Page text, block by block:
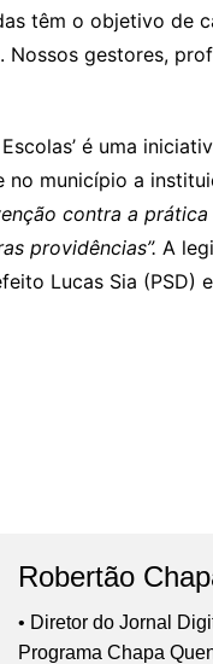
têm o objetivo de
gestores,
é uma
no município a
contra a
providências”. A
Lucas Sia (PSD)
Robertão
• Diretor do Jornal
Programa Chapa